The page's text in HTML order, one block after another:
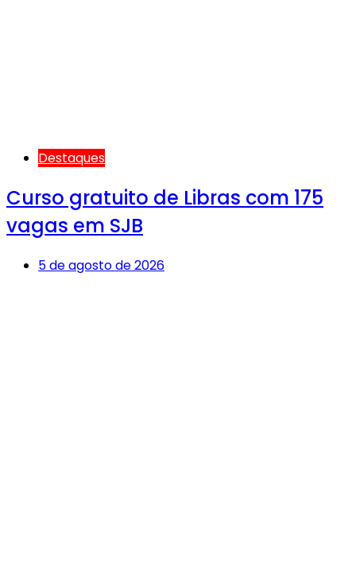
Destaques
Curso gratuito de Libras com 175
vagas em SJB
5 de agosto de 2026